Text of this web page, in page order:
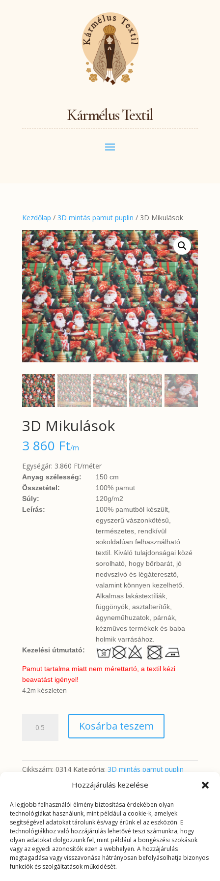
Hozzájárulás kezelése
A legjobb felhasználói élmény biztosítása érdekében olyan
technológiákat használunk, mint például a cookie-k, amelyek
segítségével adatokat tárolunk és/vagy érünk el az eszközön. E
technológiákhoz való hozzájárulás lehetővé teszi számunkra, hogy
olyan adatokat dolgozzunk fel, mint például a böngészési szokások
vagy az egyedi azonosítók ezen a webhelyen. A hozzájárulás
megtagadása vagy visszavonása hátrányosan befolyásolhatja bizonyos
funkciók és szolgáltatások működését.
Kármélus Textil
Kezdőlap / 3D mintás pamut puplin / 3D Mikulások
3D Mikulások
3 860 Ft/m
Egységár: 3.860 Ft/méter
Anyag szélesség:
150 cm
Összetétel:
100% pamut
Súly:
120g/m2
Leírás:
100% pamutból készült,
egyszerű vászonkötésű,
természetes, rendkívül
sokoldalúan felhasználható
textil. Kiváló tulajdonságai közé
sorolható, hogy bőrbarát, jó
nedvszívó és légáteresztő,
valamint könnyen kezelhető.
Alkalmas lakástextíliák,
függönyök, asztalterítők,
ágyneműhuzatok, párnák,
kézműves termékek és baba
holmik varrásához.
Kezelési útmutató:
Pamut tartalma miatt nem mérettartó, a textil kézi
beavatást igényel!
4.2m készleten
Mikulások
Kosárba teszem
Cikkszám: 0314 Kategória: 3D mintás pamut puplin
További információk
További információk
Tömeg 0,189 kg